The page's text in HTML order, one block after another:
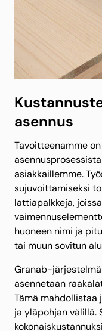
asennus
Tavoitteenamme
asiakkaillemme.
sujuvoittamiseksi
lattiapalkkeja,
huoneen nimi ja
tai muun sovitun
Granab-järjestelmä
asennetaan
Tämä mahdollistaa
ja yläpohjan välillä.